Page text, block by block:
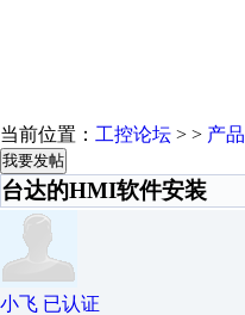
当前位置： 工控论坛 > > 产品
我要发帖
台达的HMI软件安装
小飞 已认证